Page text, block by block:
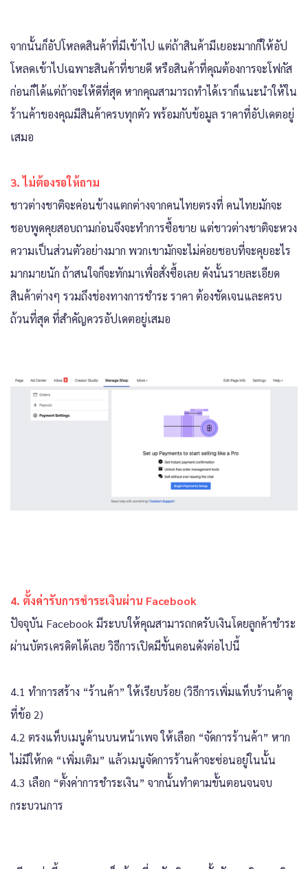
จากนั้นก็อัปโหลดสินค้าที่มีเข้าไป แต่ถ้าสินค้ามีเยอะมากก็ให้อัป
โหลดเข้าไปเฉพาะสินค้าที่ขายดี หรือสินค้าที่คุณต้องการจะโฟกัส
ก่อนก็ได้แต่ถ้าจะให้ดีที่สุด หากคุณสามารถทำได้เราก็แนะนำให้ใน
ร้านค้าของคุณมีสินค้าครบทุกตัว พร้อมกับข้อมูล ราคาที่อัปเดตอยู่
เสมอ
3. ไม่ต้องรอให้ถาม
ชาวต่างชาติจะค่อนข้างแตกต่างจากคนไทยตรงที่ คนไทยมักจะ
ชอบพูดคุยสอบถามก่อนจึงจะทำการซื้อขาย แต่ชาวต่างชาติจะหวง
ความเป็นส่วนตัวอย่างมาก พวกเขามักจะไม่ค่อยชอบที่จะคุยอะไร
มากมายนัก ถ้าสนใจก็จะทักมาเพื่อสั่งซื้อเลย ดังนั้นรายละเอียด
สินค้าต่างๆ รวมถึงช่องทางการชำระ ราคา ต้องชัดเจนและครบ
ถ้วนที่สุด ที่สำคัญควรอัปเดตอยู่เสมอ
4. ตั้งค่ารับการชำระเงินผ่าน Facebook
ปัจจุบัน Facebook มีระบบให้คุณสามารถกดรับเงินโดยลูกค้าชำระ
ผ่านบัตรเครดิตได้เลย วิธีการเปิดมีขั้นตอนดังต่อไปนี้
4.1 ทำการสร้าง “ร้านค้า” ให้เรียบร้อย (วิธีการเพิ่มแท็บร้านค้าดู
ที่ข้อ 2)
4.2 ตรงแท็บเมนูด้านบนหน้าเพจ ให้เลือก “จัดการร้านค้า” หาก
ไม่มีให้กด “เพิ่มเติม” แล้วเมนูจัดการร้านค้าจะซ่อนอยู่ในนั้น
4.3 เลือก “ตั้งค่าการชำระเงิน” จากนั้นทำตามขั้นตอนจนจบ
กระบวนการ